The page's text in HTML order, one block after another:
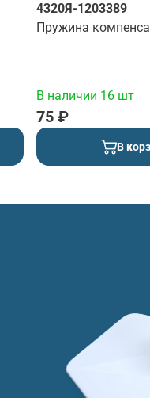
4320Я-1203389
Пружина
В наличии 16 шт
75 ₽
В